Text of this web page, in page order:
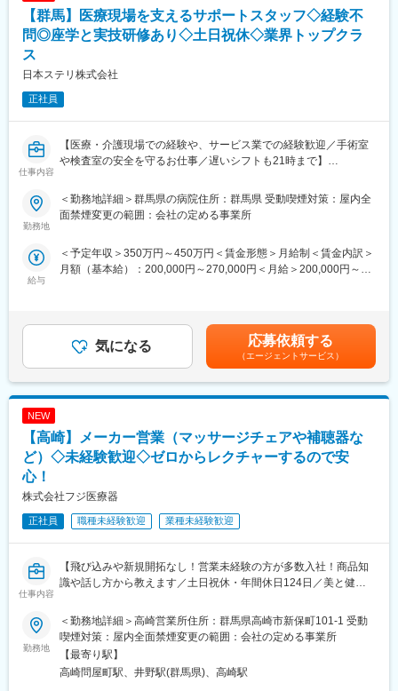
・既存顧客への提案営業
・問い合わせ対応・見積作成
■業務の特徴
・担当エリアは群馬県全域、埼玉県北部、長野県の一部で、長年
客様の研究環境づくりに深く関わることができます。
・当社では職能等級制度をベースに、【行動評価・業績評価・目
標管理】の3つの観点から総合的に評価を行っています。成果だけ
組みに対しては報奨旅行や記念品の贈呈を行うほか、仕入先メー
カーの販売目標達成時にはリベートの一部還元制度もあります。
商品知識を習得していただきます。その後、本人の適性や習熟度
に応じて3カ月～1年程度かけて担当顧客を引き継ぎます。
また、メーカー研修（約1カ月）・商品勉強会・eラーニング研修
など教育制度が充実しているため、理化学機器業界未経験の方で
も安心してスタートできます。
■組織構成
営業部は19名が在籍しています。
近年は若手採用を積極的に進めており、異業種出身者も多数活躍
困った時には相談し合い、互いに助け合う社風が根付いていま
す。
変更の範囲：会社の定める業務
【群馬】医療現場を支えるサポートスタッフ◇経験不
問◎座学と実技研修あり◇土日祝休◇業界トップクラ
ス
日本ステリ株式会社
正社員
仕事内容
【医療・介護現場での経験や、サービス業での経験歓迎／手術室
や検査室の安全を守るお仕事／遅いシフトも21時まで】
【業務概要】
医療器材の滅菌サービスをはじめ、医療機関に向けた総合的な医
できる研修制度を整えており、医療現場を支えるやりがいのある
仕事です。
■手術室サポート業務
■内視鏡室支援業務
【滅菌業務とは】
手術や診療で使用された医療器材は、そのままでは再利用できま
→ 滅菌 → 配給」という工程で処理します。この業務は、患者様
の安全を守るために欠かせない重要な役割です。電子マニュアル
を確認しながら作業を行うため、未経験の方でも研修でしっかり
【手術室サポートとは】
手術室では、医師や看護師が次の手術に集中できるよう、環境を
整えることが必要です。具体的には、手術室内の清掃、医療物品
の補充、手術時に着用するガウンの着脱補助（ガウン介助）など
を行います。医療チームの一員として、円滑な手術室運営を支え
【内視鏡室支援とは】
内視鏡検査で使用する器材の準備や片付け、洗浄・滅菌などを担
当します。患者様が安心して検査を受けられるよう、スムーズな
検査環境を整える役割です。
勤務地
＜勤務地詳細＞群馬県の病院住所：群馬県 受動喫煙対策：屋内全
面禁煙変更の範囲：会社の定める事業所
給与
＜予定年収＞350万円～450万円＜賃金形態＞月給制＜賃金内訳＞
月額（基本給）：200,000円～270,000円＜月給＞200,000円～
性があります。月給(月額)は固定手当を含めた表記です。
気になる 応募依頼する
（エージェントサービス）
NEW
【高崎】メーカー営業（マッサージチェアや補聴器な
ど）◇未経験歓迎◇ゼロからレクチャーするので安
心！
株式会社フジ医療器
正社員 職種未経験歓迎 業種未経験歓迎
仕事内容
【飛び込みや新規開拓なし！営業未経験の方が多数入社！商品知
識や話し方から教えます／土日祝休・年間休日124日／美と健康
当社はマッサージチェアや補聴器など“美と健康”を支える製品をつ
くるメーカーです。この職種では、そうした製品を必要としてい
るお客様に分かりやすく紹介し、届ける仕事を担当します。
勤務地
＜勤務地詳細＞高崎営業所住所：群馬県高崎市新保町101-1 受動
喫煙対策：屋内全面禁煙変更の範囲：会社の定める事業所
【最寄り駅】
高崎問屋町駅、井野駅(群馬県)、高崎駅